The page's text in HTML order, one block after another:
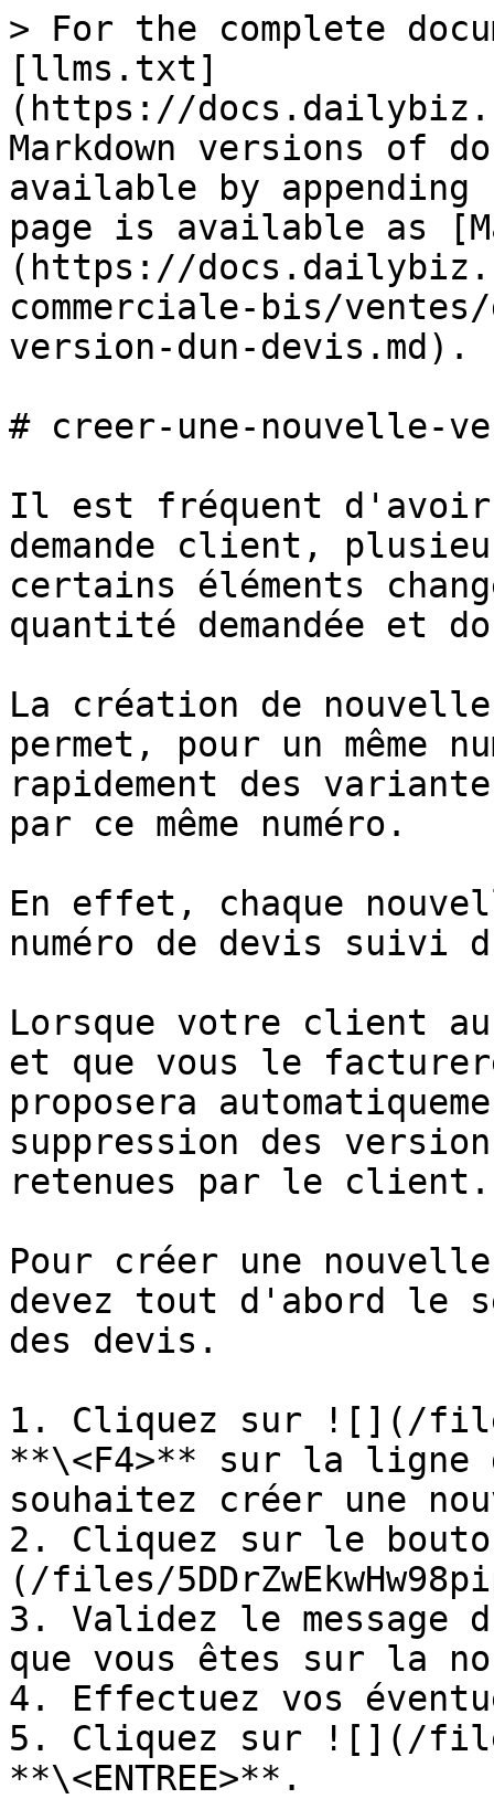
> For the complete
[llms.txt]
(https://
Markdown versions of
available by
page is available as
(https://
commerciale-bis/
version-dun-devis.md).
# creer-une-nouvelle-
Il est fréquent d'avoir
demande client,
certains éléments
quantité demandée
La création de
permet, pour un même
rapidement des
par ce même numéro.
En effet, chaque
numéro de devis suivi
Lorsque votre client
et que vous le
proposera
suppression des
retenues par le client.
Pour créer une
devez tout d'abord le
des devis.
1. Cliquez sur ![](/files/
**\<F4>** sur la ligne
souhaitez créer une
2. Cliquez sur le
(/files/
3. Validez le
que vous êtes sur la
4. Effectuez vos
5. Cliquez sur ![](/files/
**\<ENTREE>**.